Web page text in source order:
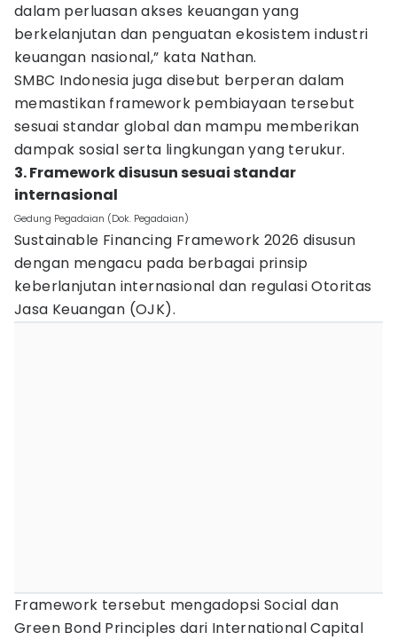
dalam perluasan akses keuangan yang
berkelanjutan dan penguatan ekosistem industri
keuangan nasional,” kata Nathan.
SMBC Indonesia juga disebut berperan dalam
memastikan framework pembiayaan tersebut
sesuai standar global dan mampu memberikan
dampak sosial serta lingkungan yang terukur.
3. Framework disusun sesuai standar
internasional
Gedung Pegadaian (Dok. Pegadaian)
Sustainable Financing Framework 2026 disusun
dengan mengacu pada berbagai prinsip
keberlanjutan internasional dan regulasi Otoritas
Jasa Keuangan (OJK).
Framework tersebut mengadopsi Social dan
Green Bond Principles dari International Capital